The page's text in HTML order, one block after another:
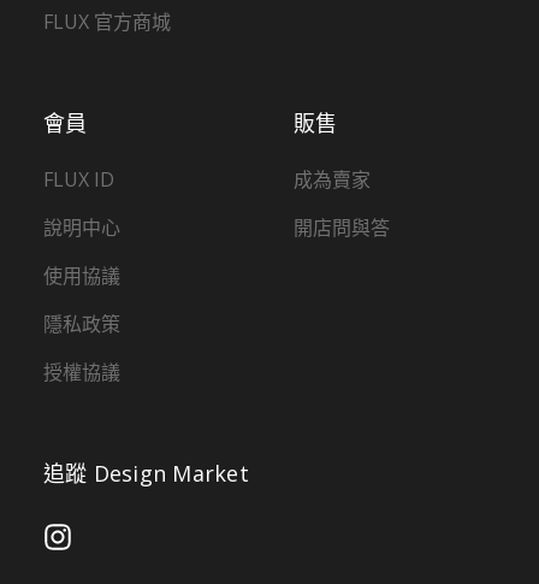
販售
成為賣家
開店問與答
會員
FLUX ID
說明中心
使用協議
隱私政策
授權協議
FLUX 官方商城
追蹤 Design Market